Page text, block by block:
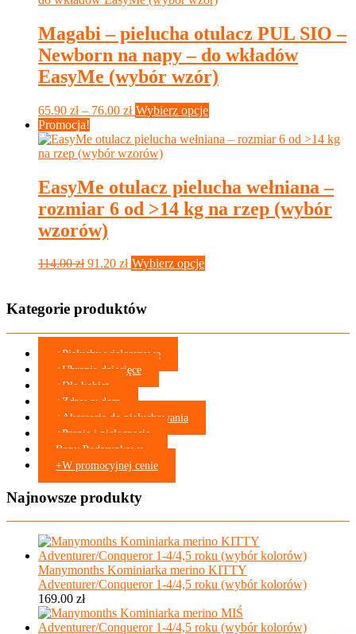
Magabi – pielucha otulacz PUL SIO –
Newborn na napy – do wkładów
EasyMe (wybór wzór)
65.90 zł – 76.00 złZakres
od
65.90 zł
76.00 zł
Wybierz opcje
ma
Opcje
można
wybrać
Promocja!
EasyMe otulacz pielucha wełniana –
rozmiar 6 od >14 kg na rzep (wybór
wzorów)
114.00zł Pierwotna
114.00 zł.
91.20 złAktualna
91.20 zł.
Wybierz opcje
Opcje
Kategorie produktów
+ Pieluchy wielorazowe
+ Ubrania dziecięce
+ Dla kobiet
+ Zdrowy dom
+ Akcesoria do pieluchowania
+ Pranie i pielęgnacja
Bony Podarunkowe
+W promocyjnej cenie
Najnowsze produkty
Manymonths Kominiarka merino KITTY
Adventurer/Conqueror 1-4/4,5 roku (wybór kolorów)
169.00 zł